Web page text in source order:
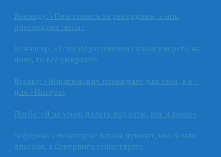
Роналду: «Не я гонюсь за рекордами, а они
преследуют меня»
Беннасер: «Если Ибрагимович сказал умереть на
поле, то все умирают»
Лукаку: «Ибрагимович побеждает для себя, а я –
для «Интера»
Погба: «Я не умею делать подкаты, вот и фолю»
Чеферин: «Некоторые клубы думают, что Земля
плоская, а Суперлига существует»